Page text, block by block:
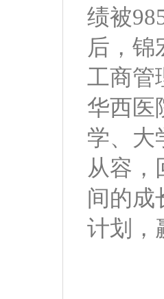
绩被
后，锦
工商管
华西医
学、大
从容，
间的成
计划，